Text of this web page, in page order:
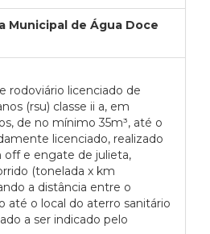
Municipal de Água Doce
rodoviário licenciado de
(rsu) classe ii a, em
de no mínimo 35m³, até o
licenciado, realizado
off e engate de julieta,
(tonelada x km
a distância entre o
até o local do aterro sanitário
a ser indicado pelo